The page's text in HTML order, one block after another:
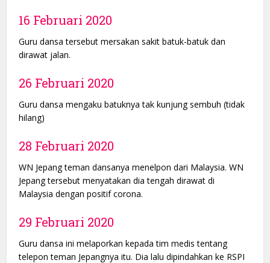
16 Februari 2020
Guru dansa tersebut mersakan sakit batuk-batuk dan
dirawat jalan.
26 Februari 2020
Guru dansa mengaku batuknya tak kunjung sembuh (tidak
hilang)
28 Februari 2020
WN Jepang teman dansanya menelpon dari Malaysia. WN
Jepang tersebut menyatakan dia tengah dirawat di
Malaysia dengan positif corona.
29 Februari 2020
Guru dansa ini melaporkan kepada tim medis tentang
telepon teman Jepangnya itu. Dia lalu dipindahkan ke RSPI